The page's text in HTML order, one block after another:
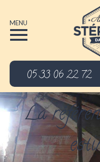
MENU
05 33 06 22 72
La